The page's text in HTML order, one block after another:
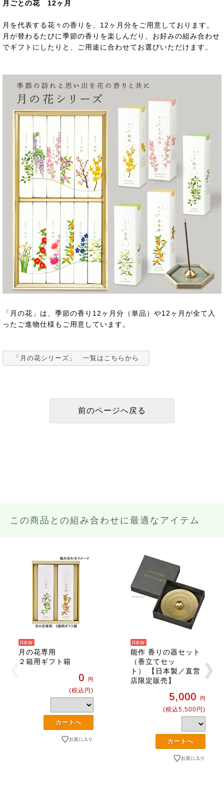
月ごとの花 12ヶ月
月を代表する花々の香りを、12ヶ月分をご用意しております。
月が替わるたびに季節の香りを楽しんだり、お好みの組み合わせ
でギフトにしたりと、ご用途に合わせてお選びいただけます。
「月の花」は、季節の香り12ヶ月分（単品）や12ヶ月が全て入
ったご進物仕様もご用意しています。
「月の花シリーズ」 一覧はこちらから
この商品との組み合わせに最適なアイテム
new
月の花専用
２箱用ギフト箱
0 円
(税込円)
new
能作 香りの器セット
（香立てセッ
ト） 【日本製／直営
店限定販売】
5,000 円
(税込5,500円)